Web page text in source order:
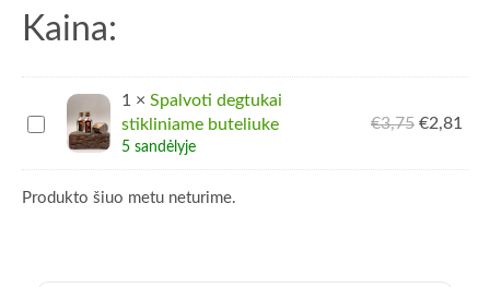
Kaina:
Spalvoti
degtukai
stikliniame
buteliuke
1 × Spalvoti degtukai
stikliniame buteliuke
5 sandėlyje
€3,75 Pradinė
buvo:
€2,81
yra:
Produkto šiuo metu neturime.